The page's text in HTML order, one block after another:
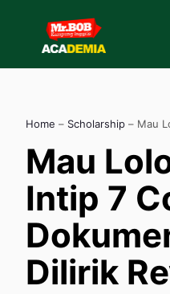
content
Home – Scholarship – Mau
Mau
Intip 7
Dilirik